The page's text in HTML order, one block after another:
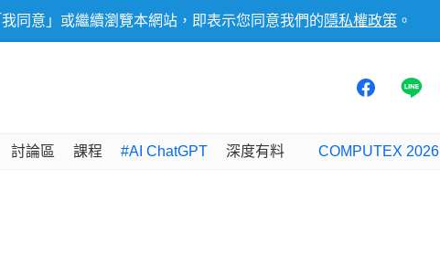
同意」或繼續瀏覽本網站，即表示您同意我們的 隱私權政策 。
討論區 課程 #AI ChatGPT 深度有料 COMPUTEX 2026